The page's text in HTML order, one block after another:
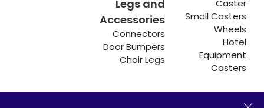
Caster
Small Casters
Wheels
Hotel
Equipment
Casters
Legs and
Accessories
Connectors
Door Bumpers
Chair Legs